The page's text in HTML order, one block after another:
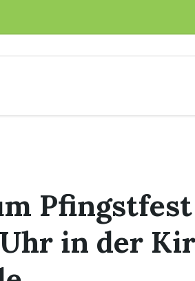
Pfingstfest
in der